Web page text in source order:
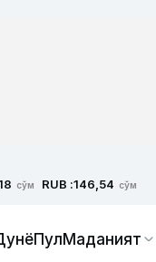
сўм RUB :146,54 сўм
ПулМаданият